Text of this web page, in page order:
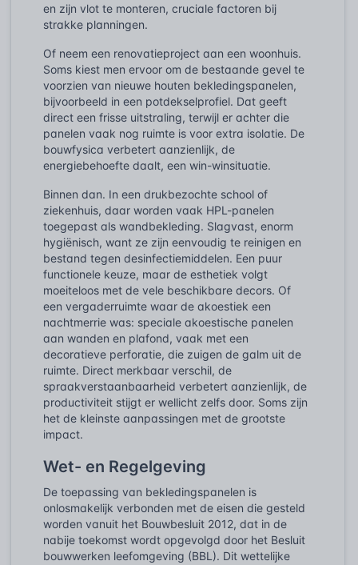
en zijn vlot te monteren, cruciale factoren bij
strakke planningen.
Of neem een renovatieproject aan een woonhuis.
Soms kiest men ervoor om de bestaande gevel te
voorzien van nieuwe houten bekledingspanelen,
bijvoorbeeld in een potdekselprofiel. Dat geeft
direct een frisse uitstraling, terwijl er achter die
panelen vaak nog ruimte is voor extra isolatie. De
bouwfysica verbetert aanzienlijk, de
energiebehoefte daalt, een win-winsituatie.
Binnen dan. In een drukbezochte school of
ziekenhuis, daar worden vaak HPL-panelen
toegepast als wandbekleding. Slagvast, enorm
hygiënisch, want ze zijn eenvoudig te reinigen en
bestand tegen desinfectiemiddelen. Een puur
functionele keuze, maar de esthetiek volgt
moeiteloos met de vele beschikbare decors. Of
een vergaderruimte waar de akoestiek een
nachtmerrie was: speciale akoestische panelen
aan wanden en plafond, vaak met een
decoratieve perforatie, die zuigen de galm uit de
ruimte. Direct merkbaar verschil, de
spraakverstaanbaarheid verbetert aanzienlijk, de
productiviteit stijgt er wellicht zelfs door. Soms zijn
het de kleinste aanpassingen met de grootste
impact.
Wet- en Regelgeving
De toepassing van bekledingspanelen is
onlosmakelijk verbonden met de eisen die gesteld
worden vanuit het Bouwbesluit 2012, dat in de
nabije toekomst wordt opgevolgd door het Besluit
bouwwerken leefomgeving (BBL). Dit wettelijke